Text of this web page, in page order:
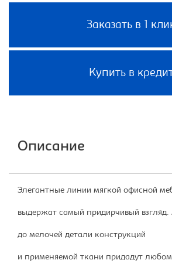
Заказать в 1
Купить в
Описание
Элегантные линии мягкой офисной
выдержат самый придирчивый
до мелочей детали конструкций
и применяемой ткани придадут